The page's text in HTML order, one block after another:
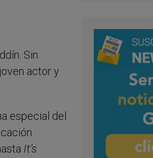
Sin
actor y
especial del
It’s